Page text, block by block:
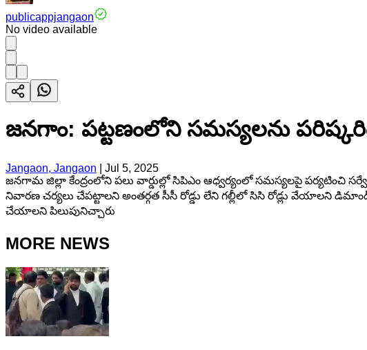
publicappjangaon
No video available
జనగాం: పట్టణంలోని సమస్యలను
Jangaon, Jangaon
Jul 5, 2025
జనగామ జిల్లా కేంద్రంలోని పలు వార్డుల్లో సిపిఎం ఆధ్వర్యంలో సమస్యలపై పర్యటించి
నివారణ చర్యలు చేపట్టాలని అంతర్గత సీసీ రోడ్డు లేని గల్లీలో సిసి రోడ్లు వేయాలని
చేయాలని పిలుపునిచ్చారు
MORE NEWS